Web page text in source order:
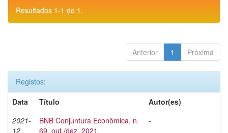
Resultados 1-1 de 1.
Anterior 1 Próxima
Registos:
Data
Título
Autor(es)
2021-
12
BNB Conjuntura Econômica, n.
69, out./dez. 2021.
-